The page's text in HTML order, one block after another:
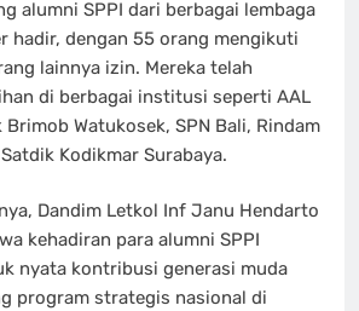
alumni SPPI dari berbagai lembaga
hadir, dengan 55 orang mengikuti
lainnya izin. Mereka telah
di berbagai institusi seperti AAL
Watukosek, SPN Bali, Rindam
Kodikmar Surabaya.
Dandim Letkol Inf Janu Hendarto
kehadiran para alumni SPPI
nyata kontribusi generasi muda
program strategis nasional di